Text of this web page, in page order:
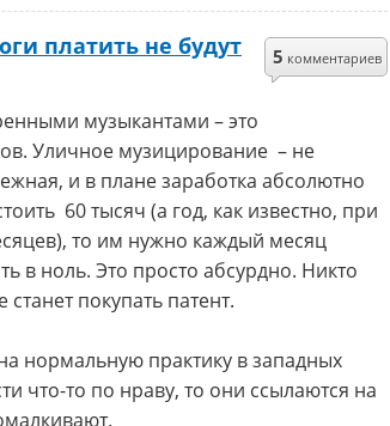
5 комментариев
платить не будут
музыкантами – это
Уличное музицирование – не
и в плане заработка абсолютно
60 тысяч (а год, как известно, при
то им нужно каждый месяц
в ноль. Это просто абсурдно. Никто
покупать патент.
нормальную практику в западных
что-то по нраву, то они ссылаются на